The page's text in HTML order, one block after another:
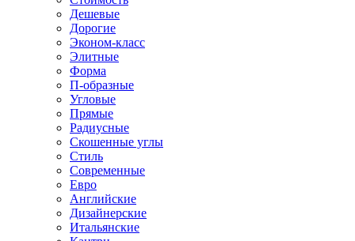
Дешевые
Дорогие
Эконом-класс
Элитные
Форма
П-образные
Угловые
Прямые
Радиусные
Скошенные углы
Стиль
Современные
Евро
Английские
Дизайнерские
Итальянские